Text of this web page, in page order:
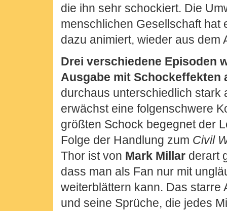
die ihn sehr schockiert. Die
menschlichen Gesellschaft hat
dazu animiert, wieder aus dem
Drei verschiedene Episoden
Ausgabe mit Schockeffekten
durchaus unterschiedlich stark
erwächst eine folgenschwere
größten Schock begegnet der
Folge der Handlung zum Civil
Thor ist von Mark Millar derart
dass man als Fan nur mit
weiterblättern kann. Das starre
und seine Sprüche, die jedes